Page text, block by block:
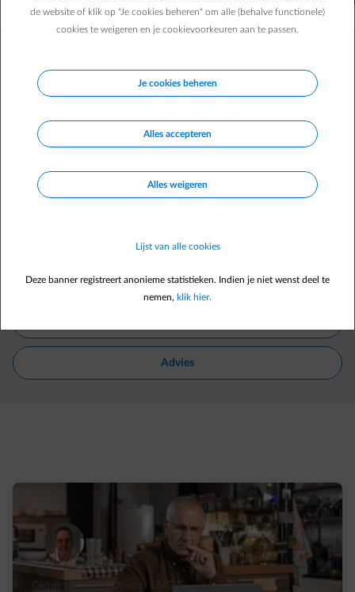
Filter de vragen per thema.
Actualiteit
Capaciteitstarief
Advies
Glenn | Klantenadviseur ENGIE
de website of klik op "Je cookies beheren" om alle (behalve functionele)
cookies te weigeren en je cookievoorkeuren aan te passen.
Je cookies beheren
Alles accepteren
Alles weigeren
Lijst van alle cookies
Deze banner registreert anonieme statistieken. Indien je niet wenst deel te
nemen, klik hier.